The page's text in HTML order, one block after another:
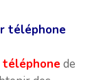
téléphone
téléphone de